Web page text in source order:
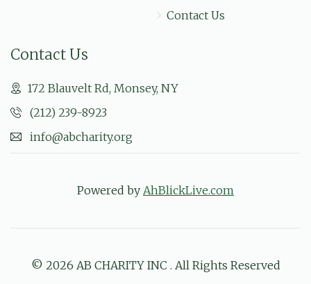
Contact Us
Contact Us
172 Blauvelt Rd, Monsey, NY
(212) 239-8923
info@abcharity.org
Powered by AhBlickLive.com
© 2026 AB CHARITY INC . All Rights Reserved